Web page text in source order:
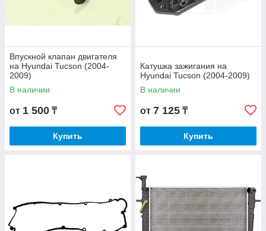
Впускной клапан двигателя
на Hyundai Tucson (2004-
2009)
В наличии
от 1 500 ₸
Купить
Катушка зажигания на
Hyundai Tucson (2004-2009)
В наличии
от 7 125 ₸
Купить